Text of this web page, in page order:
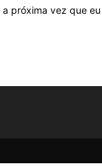
próxima vez que